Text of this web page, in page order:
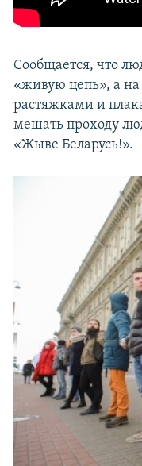
Сообщается, что
«живую цепь», а на
растяжками и
мешать проходу
«Жыве Беларусь!».